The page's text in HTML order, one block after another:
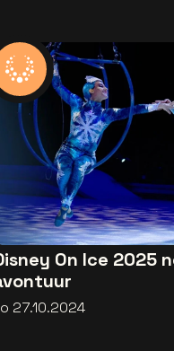
On Ice 2025
27.10.2024